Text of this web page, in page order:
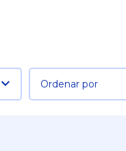
Ordenar por